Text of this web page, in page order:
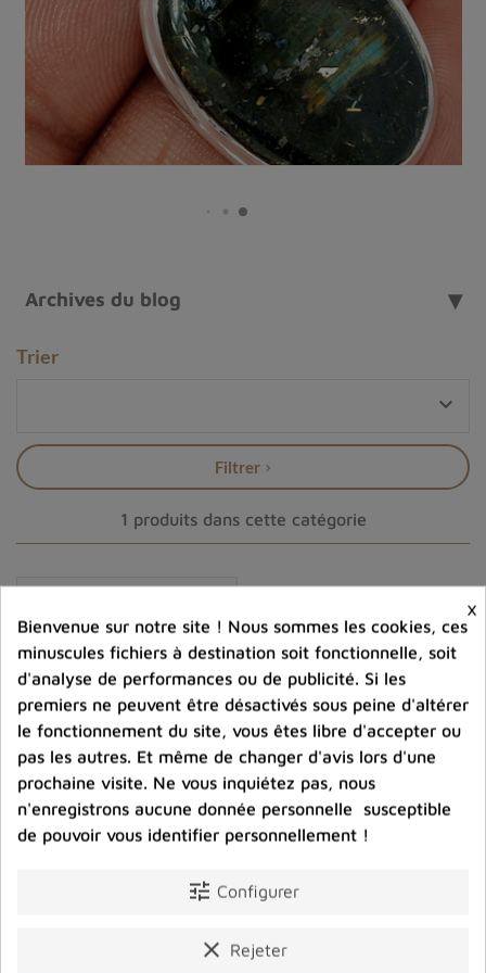
régénérante
, idéale pour accompagner lespratiques
méditatives
, lesmoments de transformation
, ou
simplement pourapporter une touche de nature
vivante
à votre quotidien.
Pendentif Mtorolite
Émeraude sur chrysoprase : un mélange
captivant
combinaison de deux types de pierres différentes :
l'émeraude et lachrysoprase.
L'émeraude est une variété de béryl qui se distingue par
sa couleur verte intense, tandis que la chrysoprase est
une variété decalcédoine, présentant généralement une
teinte verte claire à moyenne. Cette association
particulière offre un contraste de couleurs remarquable,
donnant à la pierre un aspect unique et recherché.
L'émeraude
Connue depuis l'Antiquité pour sa beauté éblouissante,
précieuses les plus prisées. Elle doit sa couleur verte à la
chrome, de
Archives du blog
Trier

Filtrer
1 produits dans cette catégorie
Vendu
Pendentif Emeraude
rectangulaire facettée
×
Bienvenue sur notre site ! Nous sommes les cookies, ces
minuscules fichiers à destination soit fonctionnelle, soit
d'analyse de performances ou de publicité. Si les
premiers ne peuvent être désactivés sous peine d'altérer
le fonctionnement du site, vous êtes libre d'accepter ou
pas les autres. Et même de changer d'avis lors d'une
prochaine visite. Ne vous inquiétez pas, nous
n'enregistrons aucune donnée personnelle susceptible
de pouvoir vous identifier personnellement !
tune Configurer
clear Rejeter